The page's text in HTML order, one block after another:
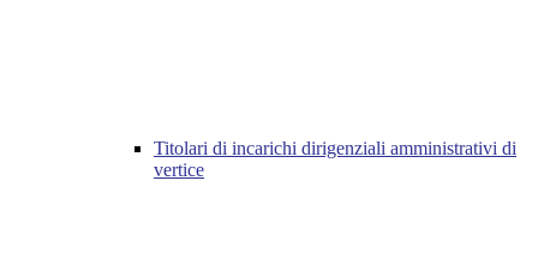
Titolari di incarichi dirigenziali amministrativi di
vertice